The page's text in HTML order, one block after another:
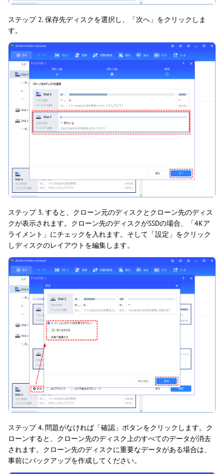
ステップ 2. 保存先ディスクを選択し、「次へ」をクリックしま
す。
ステップ 3. すると、クローン元のディスクとクローン先のディス
クが表示されます。クローン先のディスクがSSDの場合、「4Kア
ライメント」にチェックを入れます。そして「設定」をクリック
しディスクのレイアウトを編集します。
ステップ 4. 問題がなければ「確認」ボタンをクリックします。ク
ローンすると、クローン先のディスク上のすべてのデータが消去
されます。クローン先のディスクに重要なデータがある場合は、
事前にバックアップを作成してください。